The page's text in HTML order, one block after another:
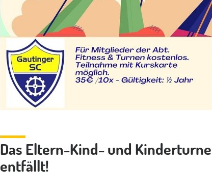
Das Eltern-Kind- und
entfällt!